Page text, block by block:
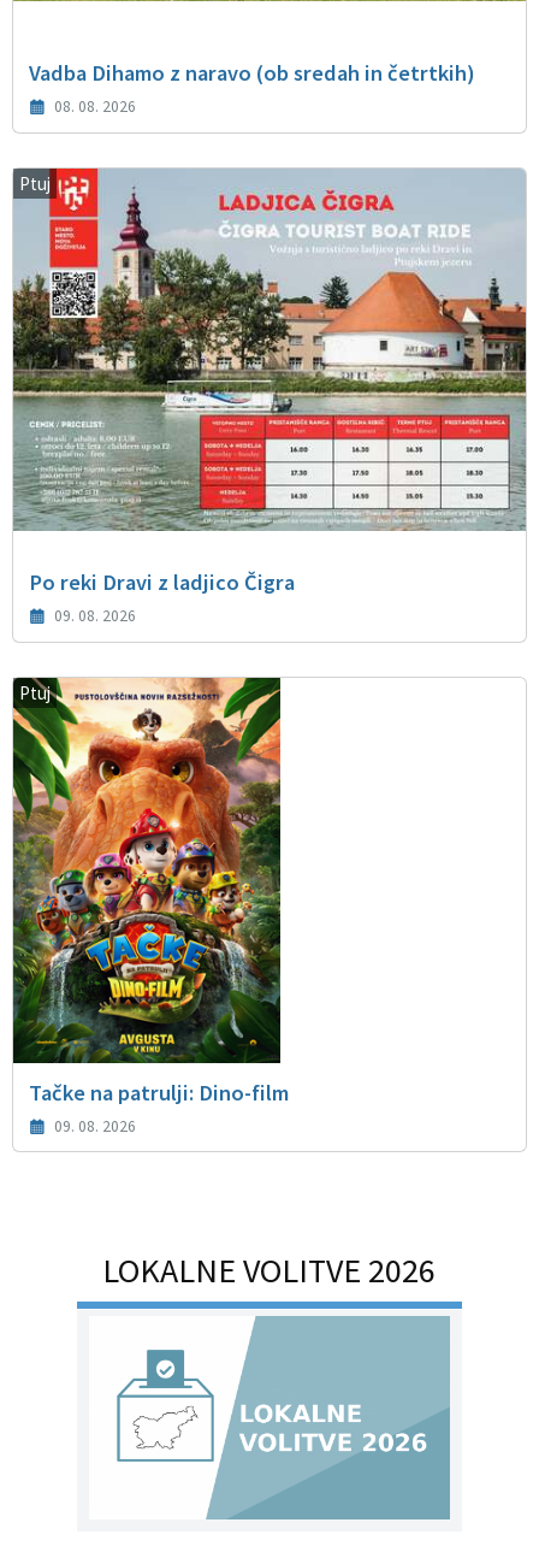
Vadba Dihamo z naravo (ob sredah in četrtkih)
08. 08. 2026
Ptuj
Po reki Dravi z ladjico Čigra
09. 08. 2026
Ptuj
Tačke na patrulji: Dino-film
09. 08. 2026
LOKALNE VOLITVE 2026